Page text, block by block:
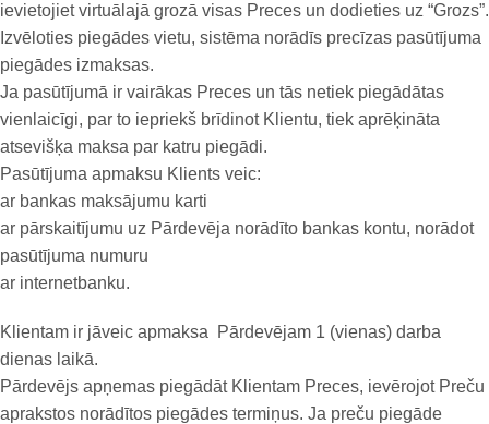
ievietojiet virtuālajā grozā visas Preces un dodieties uz “Grozs”.
Izvēloties piegādes vietu, sistēma norādīs precīzas pasūtījuma
piegādes izmaksas.
Ja pasūtījumā ir vairākas Preces un tās netiek piegādātas
vienlaicīgi, par to iepriekš brīdinot Klientu, tiek aprēķināta
atsevišķa maksa par katru piegādi.
Pasūtījuma apmaksu Klients veic:
ar bankas maksājumu karti
ar pārskaitījumu uz Pārdevēja norādīto bankas kontu, norādot
pasūtījuma numuru
ar internetbanku.
Klientam ir jāveic apmaksa Pārdevējam 1 (vienas) darba
dienas laikā.
Pārdevējs apņemas piegādāt Klientam Preces, ievērojot Preču
aprakstos norādītos piegādes termiņus. Ja preču piegāde